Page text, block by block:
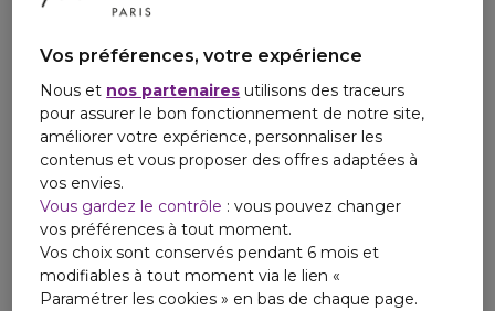
Vos préférences, votre expérience
Nous et nos partenaires utilisons des traceurs
pour assurer le bon fonctionnement de notre site,
améliorer votre expérience, personnaliser les
contenus et vous proposer des offres adaptées à
vos envies.
Vous gardez le contrôle : vous pouvez changer
vos préférences à tout moment.
Vos choix sont conservés pendant 6 mois et
modifiables à tout moment via le lien «
Paramétrer les cookies » en bas de chaque page.